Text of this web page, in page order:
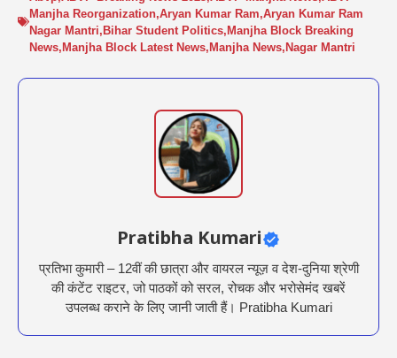
Manjha Reorganization,Aryan Kumar Ram,Aryan Kumar Ram
Nagar Mantri,Bihar Student Politics,Manjha Block Breaking
News,Manjha Block Latest News,Manjha News,Nagar Mantri
Pratibha Kumari
प्रतिभा कुमारी – 12वीं की छात्रा और वायरल न्यूज़ व देश-दुनिया श्रेणी
की कंटेंट राइटर, जो पाठकों को सरल, रोचक और भरोसेमंद खबरें
उपलब्ध कराने के लिए जानी जाती हैं। Pratibha Kumari